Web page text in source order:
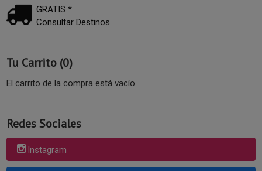
GRATIS *
Consultar Destinos
Tu Carrito (0)
El carrito de la compra está vacío
Redes Sociales
Instagram